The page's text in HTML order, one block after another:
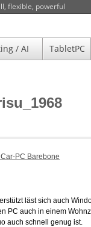
flexible, powerful
/ AI TabletPC
läst sich auch
PC auch in einem
auch schnell genug ist.